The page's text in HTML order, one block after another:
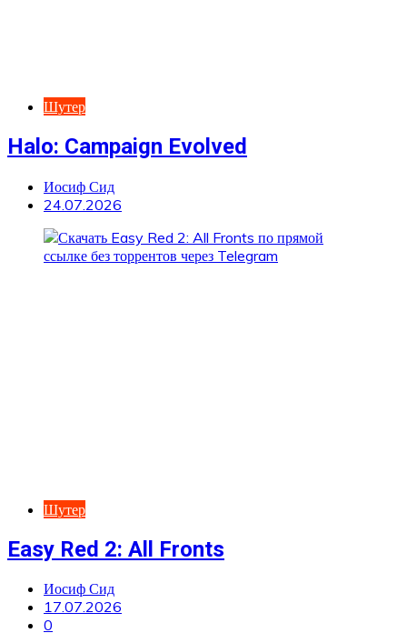
Шутер
Halo: Campaign Evolved
Иосиф Сид
24.07.2026
Шутер
Easy Red 2: All Fronts
Иосиф Сид
17.07.2026
0